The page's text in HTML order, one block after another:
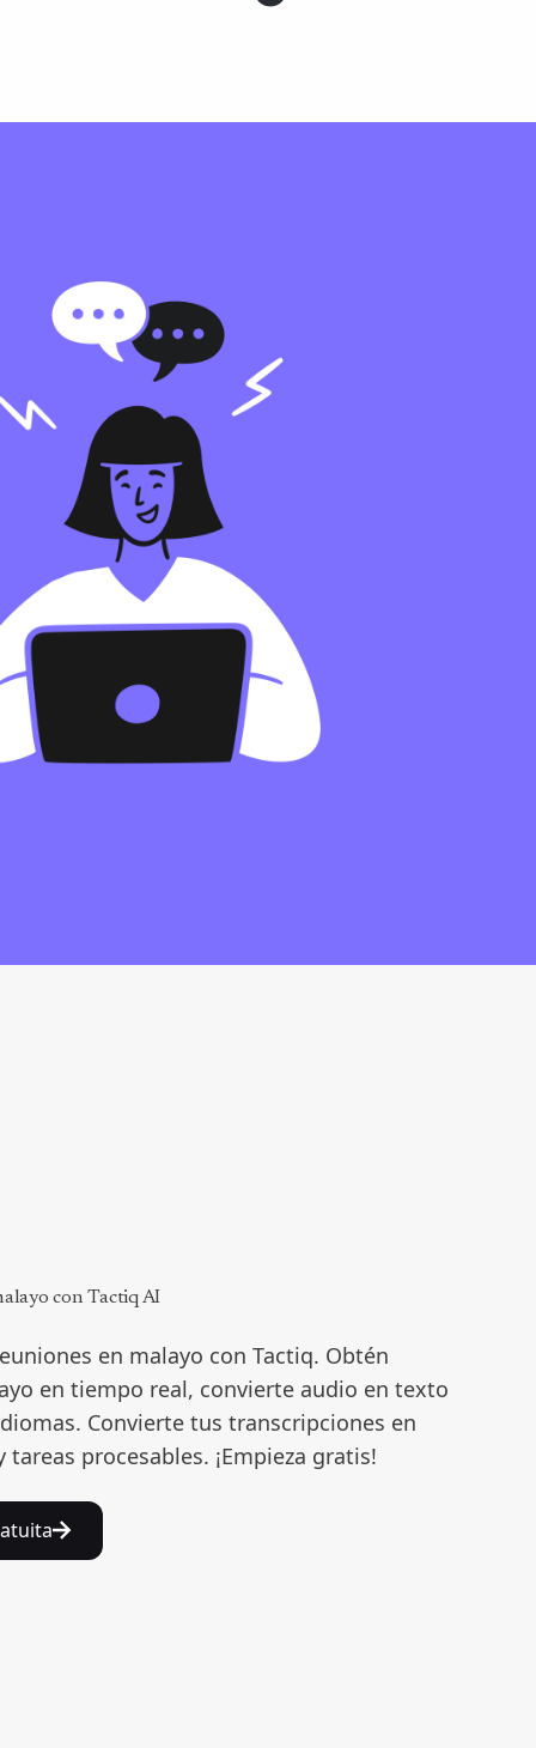
con Tactiq AI
en malayo con Tactiq. Obtén
en tiempo real, convierte audio en texto
Convierte tus transcripciones en
procesables. ¡Empieza gratis!